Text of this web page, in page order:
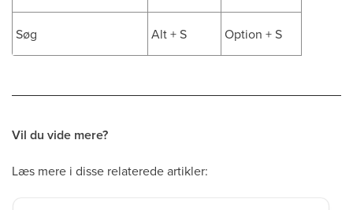
Søg Alt + S Option + S
Vil du vide mere?
Læs mere i disse relaterede artikler: